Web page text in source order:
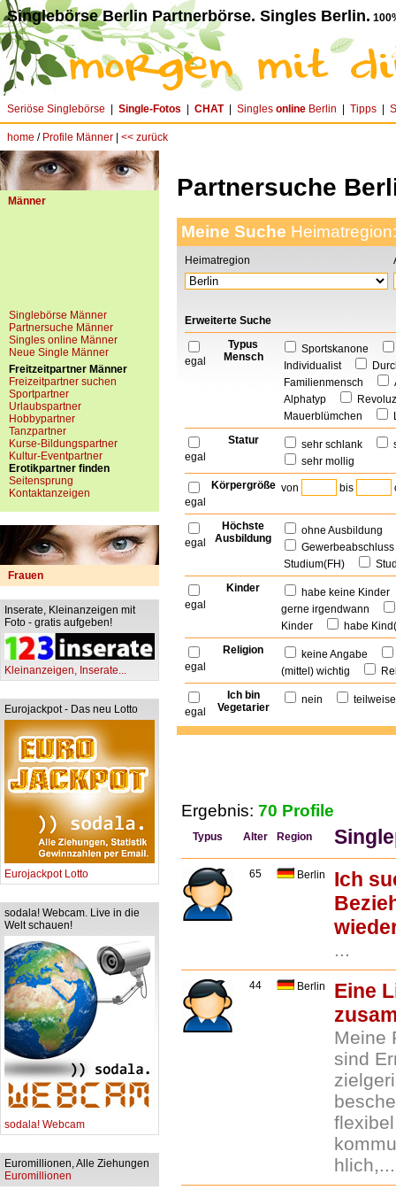
Singlebörse Berlin Partnerbörse. Singles Berlin.
Seriöse Singlebörse Single-Fotos CHAT| Singles online Berlin Tipps
home / Profile Männer << zurück
Männer
Singlebörse Männer
Partnersuche Männer
Singles online Männer
Neue Single Männer
Freitzeitpartner Männer
Freizeitpartner suchen
Sportpartner
Urlaubspartner
Hobbypartner
Tanzpartner
Kurse-Bildungspartner
Kultur-Eventpartner
Erotikpartner finden
Seitensprung
Kontaktanzeigen
Frauen
Inserate, Kleinanzeigen mit
Foto - gratis aufgeben!
Kleinanzeigen, Inserate...
Eurojackpot - Das neu Lotto
Eurojackpot Lotto
sodala! Webcam. Live in die
Welt schauen!
sodala! Webcam
Euromillionen, Alle Ziehungen
Euromillionen
Partnersuche
Meine Suche
Heimatregion
Erweiterte Suche
egal
Typus
Mensch
Sportskanone
Individualist
Familienmensch
Alphatyp
Mauerblümchen
egal
Statur sehr schlank
sehr mollig
egal
Körpergröße von bis
egal
Höchste
Ausbildung
ohne Ausbildung
Studium(FH)
egal
Kinder
habe keine
gerne irgendwann
Kinder
habe
egal
Religion
keine Angabe
(mittel) wichtig
egal
Ich bin
Vegetarier
nein
Ergebnis: 70 Profile
Typus Alter Region
65 Berlin
Ich
...
44 Berlin
Eine
Meine
sind
hlich,...